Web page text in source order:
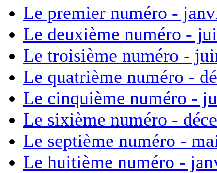
Le premier numéro -
Le deuxième numéro -
Le troisième numéro -
Le quatrième numéro -
Le cinquième numéro -
Le sixième numéro -
Le septième numéro -
Le huitième numéro -